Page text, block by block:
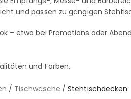
und passen zu gängigen
– etwa bei Promotions oder
und Farben.
/ Tischwäsche / Stehtischdecken